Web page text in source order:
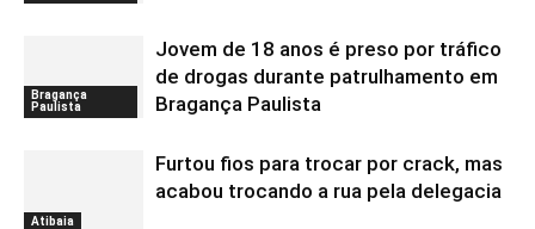
Bragança
Paulista
Jovem de 18 anos é preso por tráfico
de drogas durante patrulhamento em
Bragança Paulista
Atibaia
Furtou fios para trocar por crack, mas
acabou trocando a rua pela delegacia